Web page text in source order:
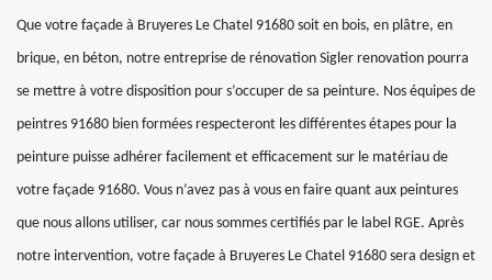
Que votre façade à Bruyeres Le Chatel 91680 soit en bois, en plâtre, en
brique, en béton, notre entreprise de rénovation Sigler renovation pourra
se mettre à votre disposition pour s’occuper de sa peinture. Nos équipes de
peintres 91680 bien formées respecteront les différentes étapes pour la
peinture puisse adhérer facilement et efficacement sur le matériau de
votre façade 91680. Vous n’avez pas à vous en faire quant aux peintures
que nous allons utiliser, car nous sommes certifiés par le label RGE. Après
notre intervention, votre façade à Bruyeres Le Chatel 91680 sera design et